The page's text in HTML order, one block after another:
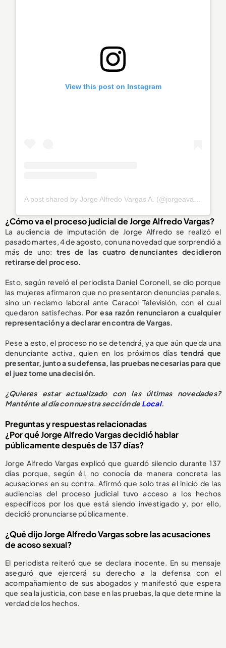
View this post on Instagram
¿Cómo va el proceso judicial de Jorge Alfredo Vargas?
La audiencia de imputación de Jorge Alfredo se realizó el
pasado martes, 4 de agosto, con una novedad que sorprendió a
más de uno: tres de las cuatro denunciantes decidieron
retirarse del proceso.
Esto, según reveló el periodista Daniel Coronell, se dio porque
las mujeres afirmaron que no presentaron denuncias penales,
sino un reclamo laboral ante Caracol Televisión, con el cual
quedaron satisfechas. Por esa razón renunciaron a cualquier
representación y a declarar en contra de Vargas.
Pese a esto, el proceso no se detendrá, ya que aún queda una
denunciante activa, quien en los próximos díastendrá que
presentar, junto a su defensa, las pruebas necesarias para que
el juez tome una decisión.
¿Quieres estar actualizado con las últimas novedades?
Manténte al día con nuestra sección deLocal.
Preguntas y respuestas relacionadas
¿Por qué Jorge Alfredo Vargas decidió hablar
públicamente después de 137 días?
Jorge Alfredo Vargas explicó que guardó silencio durante 137
días porque, según él, no conocía de manera concreta las
acusaciones en su contra. Afirmó que solo tras el inicio de las
audiencias del proceso judicial tuvo acceso a los hechos
específicos por los que está siendo investigado y, por ello,
decidió pronunciarse públicamente.
¿Qué dijo Jorge Alfredo Vargas sobre las acusaciones
de acoso sexual?
El periodista reiteró que se declara inocente. En su mensaje
aseguró que ejercerá su derecho a la defensa con el
acompañamiento de sus abogados y manifestó que espera
que sea la justicia, con base en las pruebas, la que determine la
verdad de los hechos.